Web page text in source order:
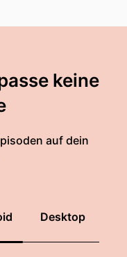
keine
auf dein
Desktop